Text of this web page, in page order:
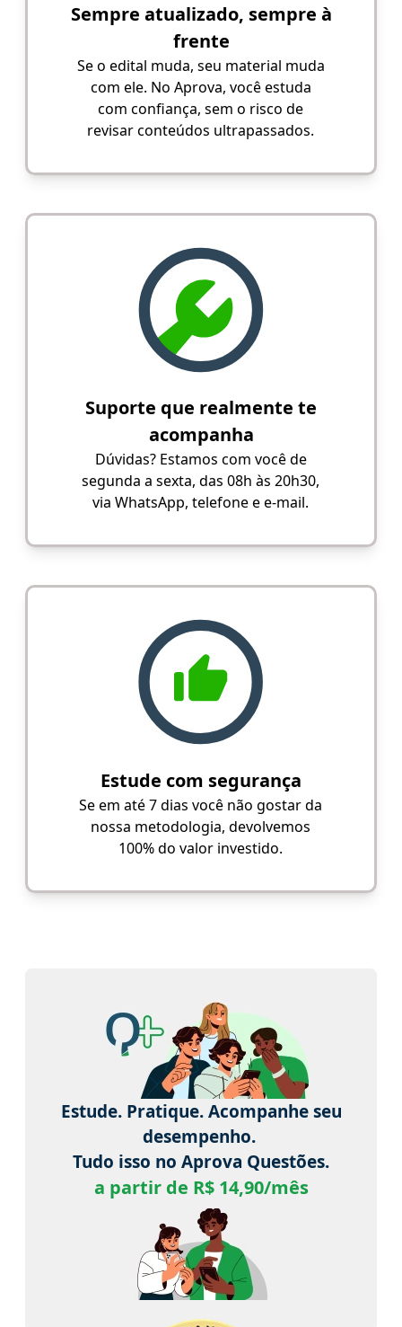
Sempre atualizado, sempre à
frente
Se o edital muda, seu material muda
com ele. No Aprova, você estuda
com confiança, sem o risco de
revisar conteúdos ultrapassados.
Suporte que realmente te
acompanha
Dúvidas? Estamos com você de
segunda a sexta, das 08h às 20h30,
via WhatsApp, telefone e e-mail.
Estude com segurança
Se em até 7 dias você não gostar da
nossa metodologia, devolvemos
100% do valor investido.
Estude. Pratique. Acompanhe seu
desempenho.
Tudo isso no Aprova Questões.
a partir de R$ 14,90/mês